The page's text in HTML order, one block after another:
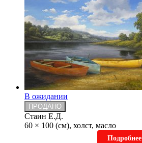
В ожидании
ПРОДАНО
Стаин Е.Д.
60 × 100 (см), холст, масло
Подробнее